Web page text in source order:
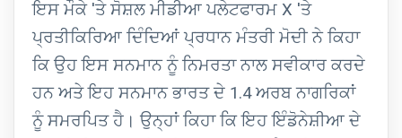
ਇਸ ਮੌਕੇ 'ਤੇ ਸੋਸ਼ਲ ਮੀਡੀਆ ਪਲੇਟਫਾਰਮ X 'ਤੇ
ਪ੍ਰਤੀਕਿਰਿਆ ਦਿੰਦਿਆਂ ਪ੍ਰਧਾਨ ਮੰਤਰੀ ਮੋਦੀ ਨੇ ਕਿਹਾ
ਕਿ ਉਹ ਇਸ ਸਨਮਾਨ ਨੂੰ ਨਿਮਰਤਾ ਨਾਲ ਸਵੀਕਾਰ ਕਰਦੇ
ਹਨ ਅਤੇ ਇਹ ਸਨਮਾਨ ਭਾਰਤ ਦੇ 1.4 ਅਰਬ ਨਾਗਰਿਕਾਂ
ਨੂੰ ਸਮਰਪਿਤ ਹੈ। ਉਨ੍ਹਾਂ ਕਿਹਾ ਕਿ ਇਹ ਇੰਡੋਨੇਸ਼ੀਆ ਦੇ